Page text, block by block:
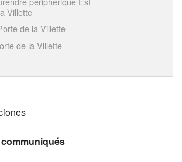
Villette
de la Villette
de la Villette